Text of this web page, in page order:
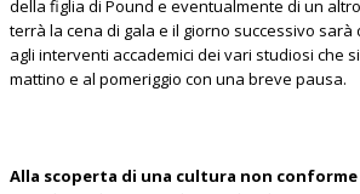
della figlia di Pound e eventualmente di un
terrà la cena di gala e il giorno successivo
agli interventi accademici dei vari studiosi che
mattino e al pomeriggio con una breve pausa.
Alla scoperta di una cultura non conforme